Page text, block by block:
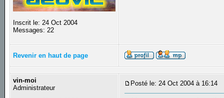
Inscrit le: 24 Oct 2004
Messages: 22
Revenir en haut de page
vin-moi
Administrateur
Posté le: 24 Oct 2004 à 16:14